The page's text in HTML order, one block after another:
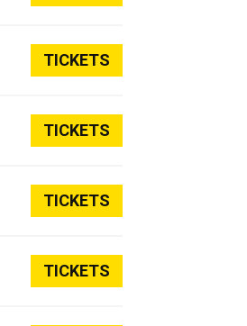
TICKETS
TICKETS
TICKETS
TICKETS